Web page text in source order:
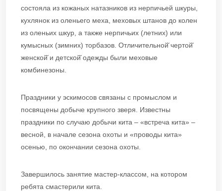
состояла из кожаных натазников из нерпичьей шкуры,
кухлянок из оленьего меха, меховых штанов до колен
из оленьих шкур, а также нерпичьих (летних) или
кумысных (зимних) торбазов. Отличительной̆ чертой̆
женской̆ и детской̆ одежды были меховые
комбинезоны.
Праздники у эскимосов связаны с промыслом и
посвящены добыче крупного зверя. Известны
праздники по случаю добычи кита – «встреча кита» –
весной, в начале сезона охоты и «проводы кита»
осенью, по окончании сезона охоты.
Завершилось занятие мастер-классом, на котором
ребята смастерили кита.